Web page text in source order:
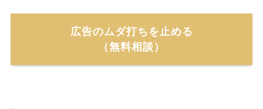
広告のムダ打ちを止める
（無料相談）